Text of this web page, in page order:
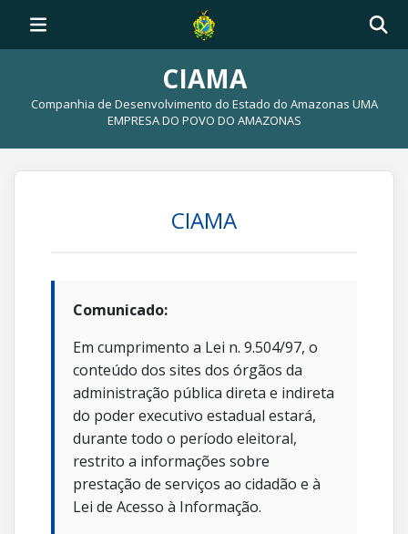
CIAMA
Companhia de Desenvolvimento do Estado do Amazonas UMA
EMPRESA DO POVO DO AMAZONAS
CIAMA
Comunicado:
Em cumprimento a Lei n. 9.504/97, o
conteúdo dos sites dos órgãos da
administração pública direta e indireta
do poder executivo estadual estará,
durante todo o período eleitoral,
restrito a informações sobre
prestação de serviços ao cidadão e à
Lei de Acesso à Informação.